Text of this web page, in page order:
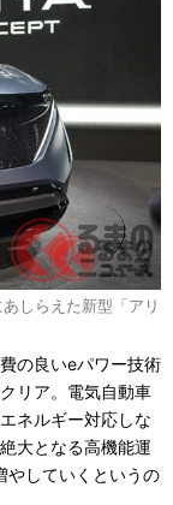
しらえた新型「アリ
の良いeパワー技術
リア。電気自動車
ネルギー対応しな
大となる高機能運
やしていくというの